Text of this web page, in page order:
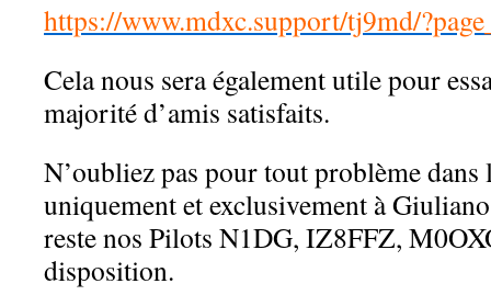
https://www.mdxc.support/tj9md/
Cela nous sera également utile pour
majorité d’amis satisfaits.
N’oubliez pas pour tout problème
uniquement et exclusivement à
reste nos Pilots N1DG, IZ8FFZ,
disposition.